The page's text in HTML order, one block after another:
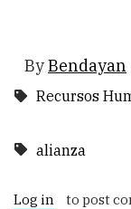
ByBendayan
Recursos
alianza
Log in to post